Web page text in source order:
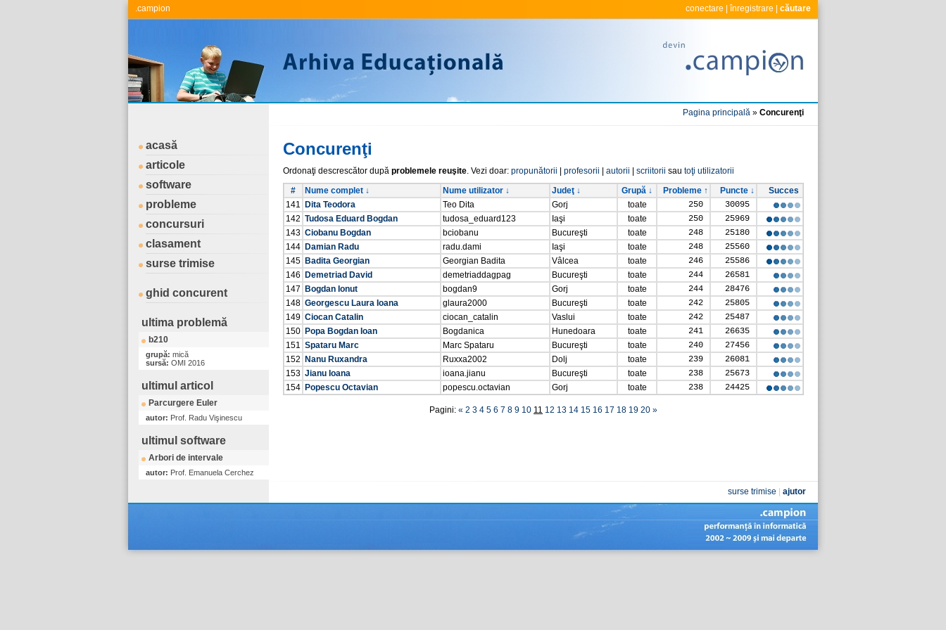
.campion conectare înregistrare căutare
Pagina principală » Concurenţi
acasă
articole
software
probleme
concursuri
clasament
surse trimise
ghid concurent
ultima problemă
b210
grupă: mică
sursă: OMI 2016
ultimul articol
Parcurgere Euler
autor: Prof. Radu Vişinescu
ultimul software
Arbori de intervale
autor: Prof. Emanuela Cerchez
Concurenţi
Ordonaţi descrescător după problemele reuşite. Vezi doar: propunătorii profesorii autorii scriitorii sau toţi utilizatorii
#
Nume complet ↓ Nume utilizator ↓ Judeţ ↓ Grupă ↓ Probleme ↑ Puncte ↓
Succes
141
Dita Teodora Teo Dita Gorj toate 250
30095
142 Tudosa Eduard Bogdan tudosa_eduard123 Iaşi toate 250
25969
143 Ciobanu Bogdan bciobanu Bucureşti toate 248
25180
144 Damian Radu radu.dami Iaşi toate 248
25560
145 Badita Georgian Georgian Badita Vâlcea toate 246
25586
146
Demetriad David demetriaddagpag Bucureşti toate 244
26581
147
Bogdan Ionut bogdan9 Gorj toate 244
28476
148 Georgescu Laura Ioana glaura2000 Bucureşti toate 242
25805
149 Ciocan Catalin ciocan_catalin Vaslui toate 242
25487
150 Popa Bogdan Ioan Bogdanica Hunedoara toate 241
26635
151 Spataru Marc Marc Spataru Bucureşti toate 240
27456
152
Nanu Ruxandra Ruxxa2002 Dolj toate 239
26081
153 Jianu Ioana ioana.jianu Bucureşti toate 238
25673
154 Popescu Octavian popescu.octavian Gorj toate 238 24425
Pagini: « 2 3 4 5 6 7 8 9 10 11 12 13 14 15 16 17 18 19 20 »
surse trimise ajutor